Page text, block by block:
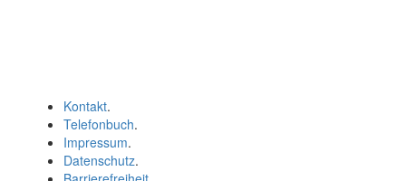
Kontakt.
Telefonbuch.
Impressum.
Datenschutz.